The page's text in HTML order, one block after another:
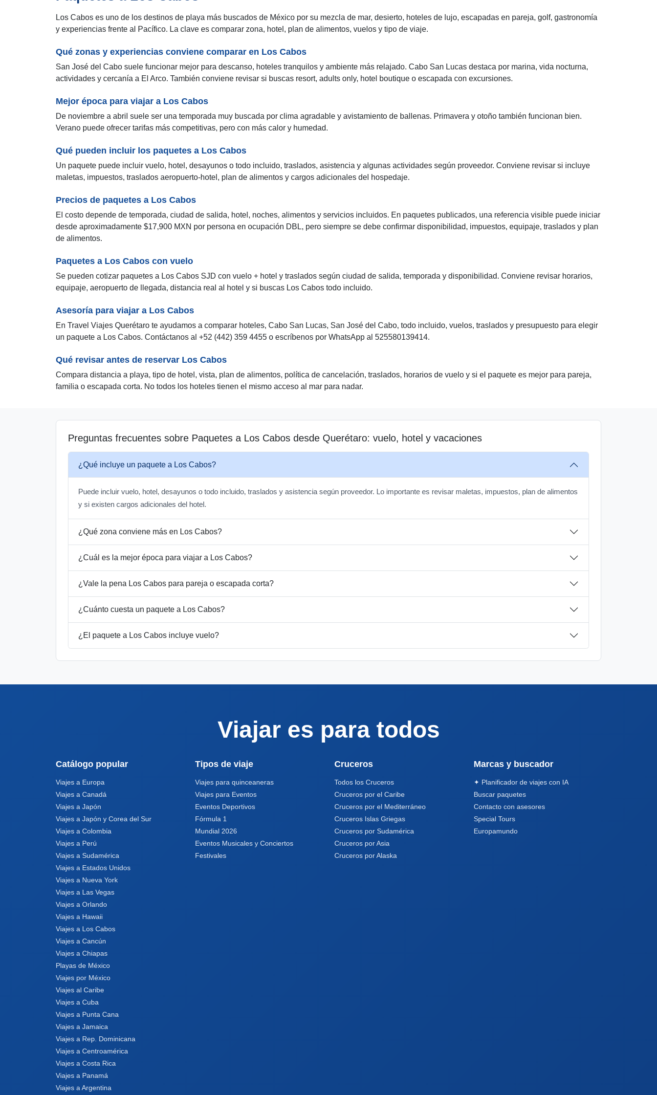
Los Cabos es uno de los destinos de playa más buscados de México por su mezcla de mar, desierto, hoteles de lujo, escapadas en pareja, golf, gastronomía
y experiencias frente al Pacífico. La clave es comparar zona, hotel, plan de alimentos, vuelos y tipo de viaje.
Qué zonas y experiencias conviene comparar en Los Cabos
San José del Cabo suele funcionar mejor para descanso, hoteles tranquilos y ambiente más relajado. Cabo San Lucas destaca por marina, vida nocturna,
actividades y cercanía a El Arco. También conviene revisar si buscas resort, adults only, hotel boutique o escapada con excursiones.
Mejor época para viajar a Los Cabos
De noviembre a abril suele ser una temporada muy buscada por clima agradable y avistamiento de ballenas. Primavera y otoño también funcionan bien.
Verano puede ofrecer tarifas más competitivas, pero con más calor y humedad.
Qué pueden incluir los paquetes a Los Cabos
Un paquete puede incluir vuelo, hotel, desayunos o todo incluido, traslados, asistencia y algunas actividades según proveedor. Conviene revisar si incluye
maletas, impuestos, traslados aeropuerto-hotel, plan de alimentos y cargos adicionales del hospedaje.
Precios de paquetes a Los Cabos
El costo depende de temporada, ciudad de salida, hotel, noches, alimentos y servicios incluidos. En paquetes publicados, una referencia visible puede iniciar
desde aproximadamente $17,900 MXN por persona en ocupación DBL, pero siempre se debe confirmar disponibilidad, impuestos, equipaje, traslados y plan
de alimentos.
Paquetes a Los Cabos con vuelo
Se pueden cotizar paquetes a Los Cabos SJD con vuelo + hotel y traslados según ciudad de salida, temporada y disponibilidad. Conviene revisar horarios,
equipaje, aeropuerto de llegada, distancia real al hotel y si buscas Los Cabos todo incluido.
Asesoría para viajar a Los Cabos
En Travel Viajes Querétaro te ayudamos a comparar hoteles, Cabo San Lucas, San José del Cabo, todo incluido, vuelos, traslados y presupuesto para elegir
un paquete a Los Cabos. Contáctanos al +52 (442) 359 4455 o escríbenos por WhatsApp al 525580139414.
Qué revisar antes de reservar Los Cabos
Compara distancia a playa, tipo de hotel, vista, plan de alimentos, política de cancelación, traslados, horarios de vuelo y si el paquete es mejor para pareja,
familia o escapada corta. No todos los hoteles tienen el mismo acceso al mar para nadar.
Preguntas frecuentes sobre Paquetes a Los Cabos desde Querétaro: vuelo, hotel y vacaciones
¿Qué incluye un paquete a Los Cabos?
Puede incluir vuelo, hotel, desayunos o todo incluido, traslados y asistencia según proveedor. Lo importante es revisar maletas, impuestos, plan de alimentos
y si existen cargos adicionales del hotel.
¿Qué zona conviene más en Los Cabos?
¿Cuál es la mejor época para viajar a Los Cabos?
¿Vale la pena Los Cabos para pareja o escapada corta?
¿Cuánto cuesta un paquete a Los Cabos?
¿El paquete a Los Cabos incluye vuelo?
Viajar es para todos
Catálogo popular
Viajes a Europa
Viajes a Canadá
Viajes a Japón
Viajes a Japón y Corea del Sur
Viajes a Colombia
Viajes a Perú
Viajes a Sudamérica
Viajes a Estados Unidos
Viajes a Nueva York
Viajes a Las Vegas
Viajes a Orlando
Viajes a Hawaii
Viajes a Los Cabos
Viajes a Cancún
Viajes a Chiapas
Playas de México
Viajes por México
Viajes al Caribe
Viajes a Cuba
Viajes a Punta Cana
Viajes a Jamaica
Viajes a Rep. Dominicana
Viajes a Centroamérica
Viajes a Costa Rica
Viajes a Panamá
Viajes a Argentina
Tipos de viaje
Viajes para quinceaneras
Viajes para Eventos
Eventos Deportivos
Fórmula 1
Mundial 2026
Eventos Musicales y Conciertos
Festivales
Cruceros
Todos los Cruceros
Cruceros por el Caribe
Cruceros por el Mediterráneo
Cruceros Islas Griegas
Cruceros por Sudamérica
Cruceros por Asia
Cruceros por Alaska
Marcas y buscador
✦ Planificador de viajes con IA
Buscar paquetes
Contacto con asesores
Special Tours
Europamundo